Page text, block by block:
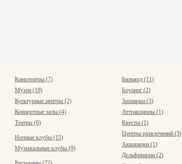
Кинотеатры (7)
Музеи (19)
Культурные центры (2)
Концертные залы (4)
Театры (6)
Ночные клубы (15)
Музыкальные клубы (9)
Бильярд (11)
Боулинг (2)
Зоопарки (3)
Аттракционы (1)
Квесты (1)
Центры развлечений (3)
Аквапарки (1)
Дельфинарии (2)